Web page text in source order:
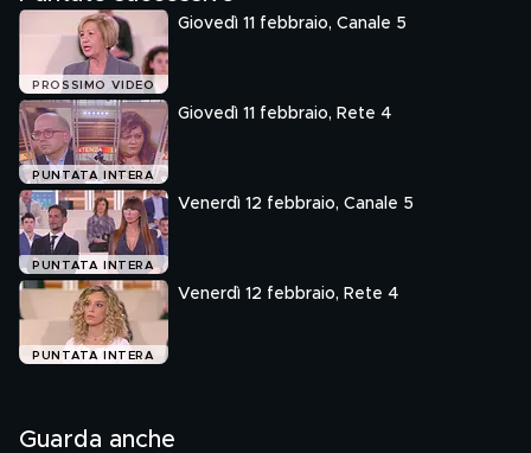
PROSSIMO VIDEO
Giovedì 11 febbraio, Canale 5
PUNTATA INTERA
Giovedì 11 febbraio, Rete 4
PUNTATA INTERA
Venerdì 12 febbraio, Canale 5
PUNTATA INTERA
Venerdì 12 febbraio, Rete 4
Guarda anche